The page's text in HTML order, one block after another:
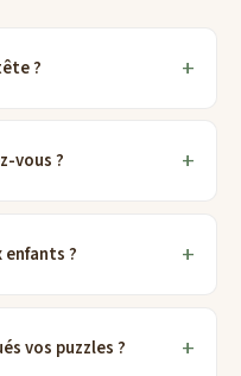
?
vous ?
?
vos puzzles ?